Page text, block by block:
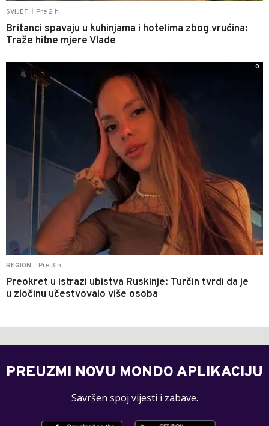
SVIJET Pre 2 h
Britanci spavaju u kuhinjama i hotelima zbog vrućina:
Traže hitne mjere Vlade
REGION Pre 3 h
Preokret u istrazi ubistva Ruskinje: Turčin tvrdi da je
u zločinu učestvovalo više osoba
0
PREUZMI NOVU MONDO APLIKACIJU
Savršen spoj vijesti i zabave.